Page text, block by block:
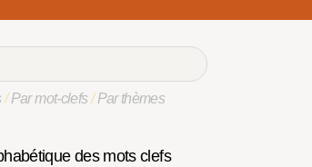
/Par mot-clefs/Par thèmes
des mots clefs